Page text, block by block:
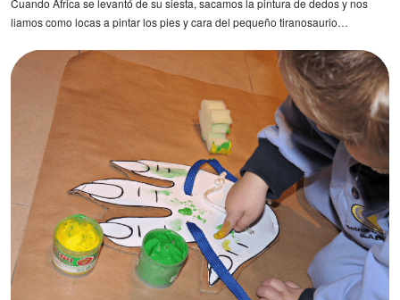
liamos como locas a pintar los pies y cara del pequeño tiranosaurio…